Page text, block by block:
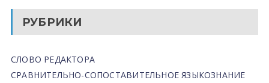
РУБРИКИ
СЛОВО РЕДАКТОРА
СРАВНИТЕЛЬНО-СОПОСТАВИТЕЛЬНОЕ ЯЗЫКОЗНАНИЕ